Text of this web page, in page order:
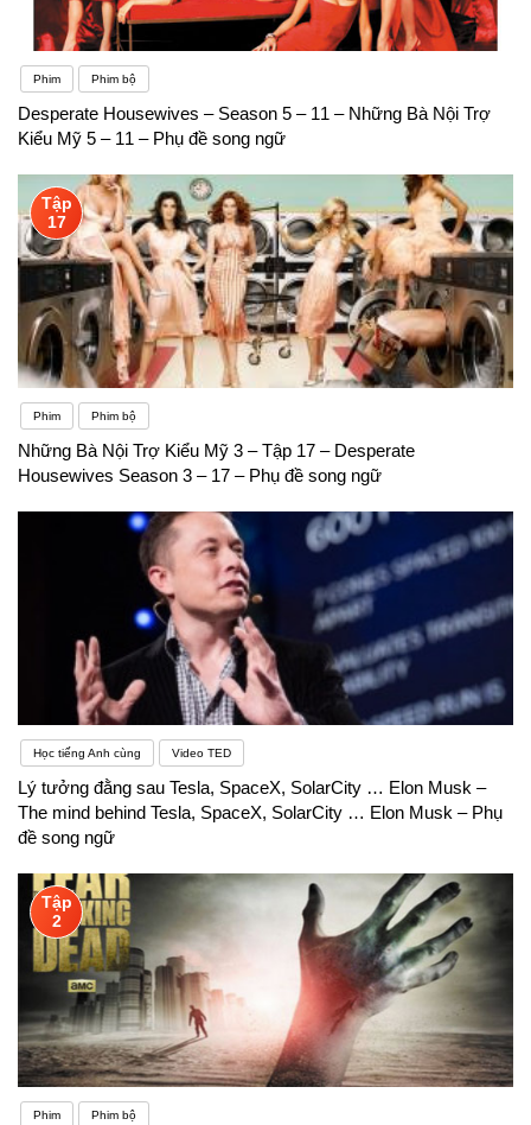
Phim Phim bộ
Desperate Housewives – Season 5 – 11 – Những Bà Nội Trợ
Kiểu Mỹ 5 – 11 – Phụ đề song ngữ
Tập
17
Phim Phim bộ
Những Bà Nội Trợ Kiểu Mỹ 3 – Tập 17 – Desperate
Housewives Season 3 – 17 – Phụ đề song ngữ
Học tiếng Anh cùng Video TED
Lý tưởng đằng sau Tesla, SpaceX, SolarCity … Elon Musk –
The mind behind Tesla, SpaceX, SolarCity … Elon Musk – Phụ
đề song ngữ
Tập
2
Phim Phim bộ